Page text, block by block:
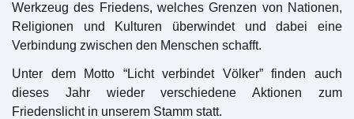
Werkzeug des Friedens, welches Grenzen von Nationen,
Religionen und Kulturen überwindet und dabei eine
Verbindung zwischen den Menschen schafft.
Unter dem Motto “Licht verbindet Völker” finden auch
dieses Jahr wieder verschiedene Aktionen zum
Friedenslicht in unserem Stamm statt.